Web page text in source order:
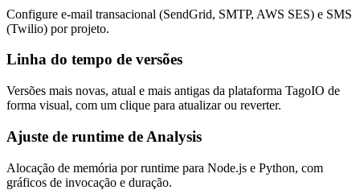
Configure e-mail transacional (SendGrid, SMTP, AWS SES) e SMS
(Twilio) por projeto.
Linha do tempo de versões
Versões mais novas, atual e mais antigas da plataforma TagoIO de
forma visual, com um clique para atualizar ou reverter.
Ajuste de runtime de Analysis
Alocação de memória por runtime para Node.js e Python, com
gráficos de invocação e duração.